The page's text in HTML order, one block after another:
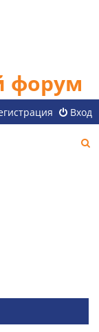
форум
Вход